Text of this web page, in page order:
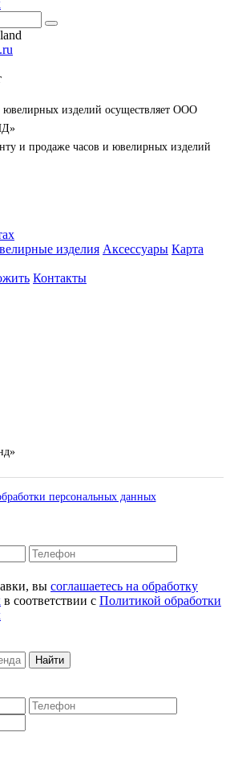
ювелирных изделий осуществляет ООО
и продаже часов и ювелирных изделий
изделия Аксессуары Карта
Контакты
персональных данных
вы соглашаетесь на обработку
в соответствии с Политикой обработки
Найти